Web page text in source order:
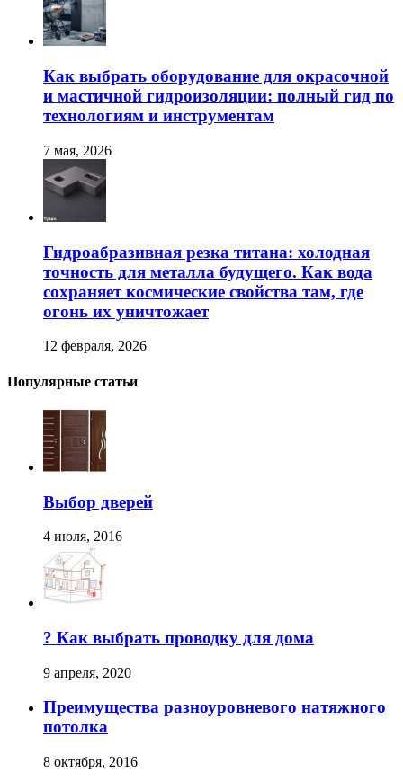
Как выбрать оборудование для окрасочной
и мастичной гидроизоляции: полный гид по
технологиям и инструментам
7 мая, 2026
Гидроабразивная резка титана: холодная
точность для металла будущего. Как вода
сохраняет космические свойства там, где
огонь их уничтожает
12 февраля, 2026
Популярные статьи
Выбор дверей
4 июля, 2016
? Как выбрать проводку для дома
9 апреля, 2020
Преимущества разноуровневого натяжного
потолка
8 октября, 2016